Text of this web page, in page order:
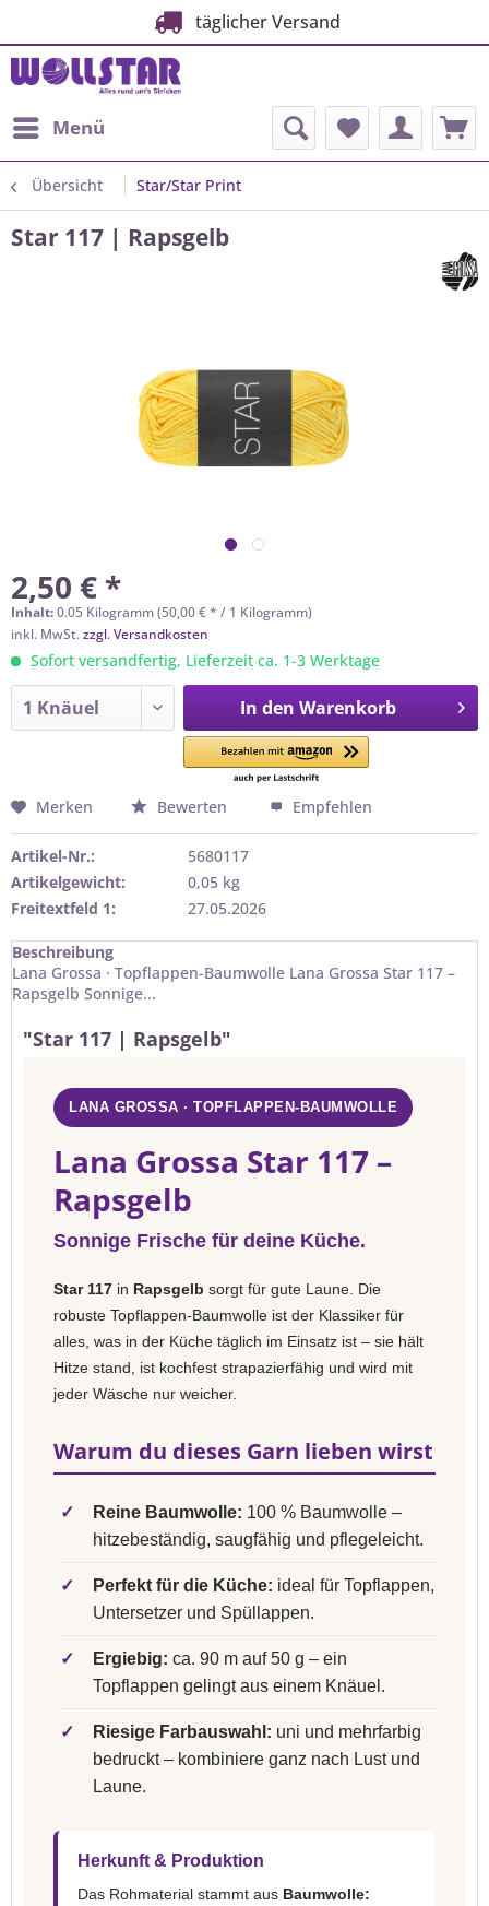
täglicher Versand
Menü
Übersicht Star/Star Print
Star 117 | Rapsgelb
2,50 € *
Inhalt:0.05 Kilogramm (50,00 € * / 1 Kilogramm)
inkl. MwSt.zzgl. Versandkosten
Sofort versandfertig, Lieferzeit ca. 1-3 Werktage
In den Warenkorb
Merken Bewerten Empfehlen
Artikel-Nr.:
5680117
Artikelgewicht:
0,05 kg
Freitextfeld 1:
27.05.2026
Beschreibung
Lana Grossa · Topflappen-Baumwolle Lana Grossa Star 117 –
Rapsgelb Sonnige...
"Star 117 | Rapsgelb"
LANA GROSSA · TOPFLAPPEN-BAUMWOLLE
Lana Grossa Star 117 –
Rapsgelb
Sonnige Frische für deine Küche.
Star 117 in Rapsgelb sorgt für gute Laune. Die
robuste Topflappen-Baumwolle ist der Klassiker für
alles, was in der Küche täglich im Einsatz ist – sie hält
Hitze stand, ist kochfest strapazierfähig und wird mit
jeder Wäsche nur weicher.
Warum du dieses Garn lieben wirst
✓ Reine Baumwolle: 100 % Baumwolle –
hitzebeständig, saugfähig und pflegeleicht.
✓ Perfekt für die Küche: ideal für Topflappen,
Untersetzer und Spüllappen.
✓ Ergiebig: ca. 90 m auf 50 g – ein
Topflappen gelingt aus einem Knäuel.
✓ Riesige Farbauswahl: uni und mehrfarbig
bedruckt – kombiniere ganz nach Lust und
Laune.
Herkunft & Produktion
Das Rohmaterial stammt aus Baumwolle: